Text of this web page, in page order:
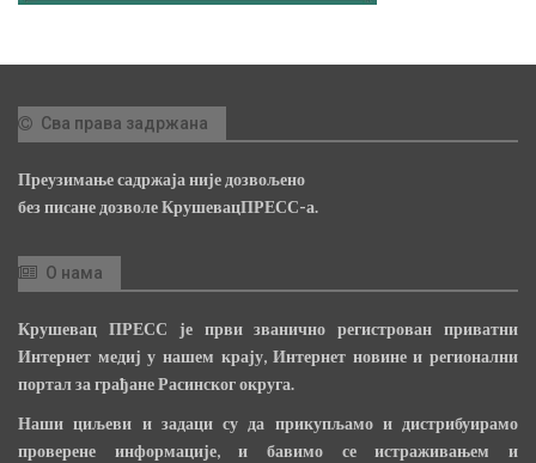
Сва права задржана
Преузимање садржаја није дозвољено
без писане дозволе КрушевацПРЕСС-а.
О нама
Крушевац ПРЕСС је први званично регистрован приватни
Интернет медиј у нашем крају, Интернет новине и регионални
портал за грађане Расинског округа.
Наши циљеви и задаци су да прикупљамо и дистрибуирамо
проверене информације, и бавимо се истраживањем и